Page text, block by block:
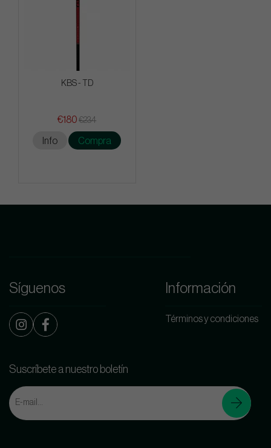
KBS - TD
€180 €234
Info Compra
Síguenos Información
Términos y condiciones
Suscríbete a nuestro boletín